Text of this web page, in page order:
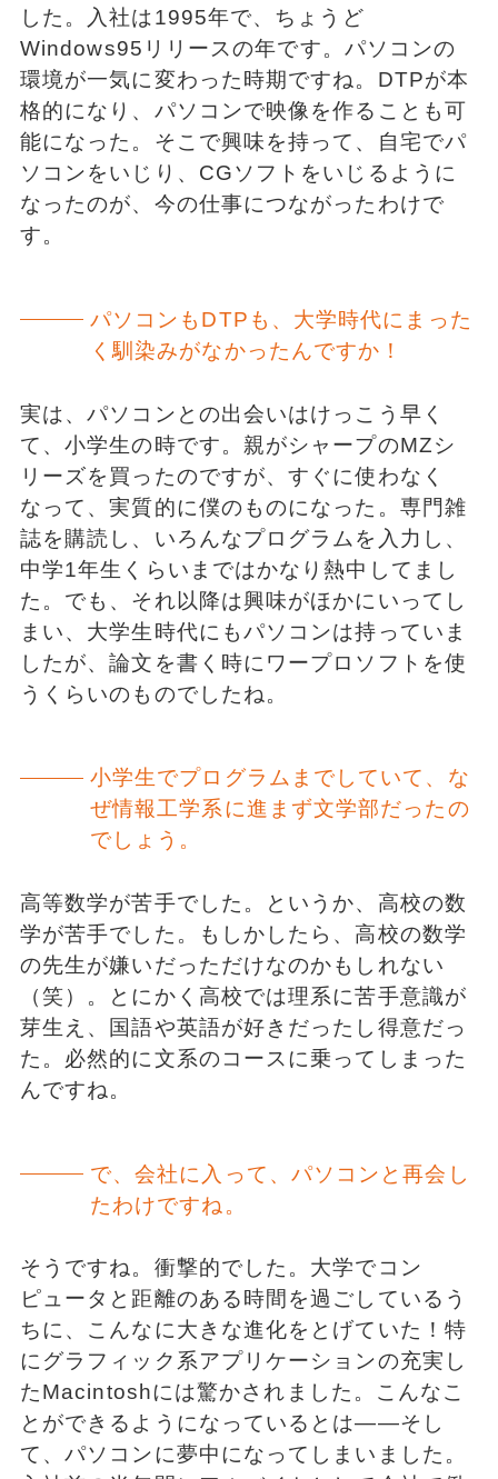
した。入社は1995年で、ちょうど
Windows95リリースの年です。パソコンの
環境が一気に変わった時期ですね。DTPが本
格的になり、パソコンで映像を作ることも可
能になった。そこで興味を持って、自宅でパ
ソコンをいじり、CGソフトをいじるように
なったのが、今の仕事につながったわけで
す。
パソコンもDTPも、大学時代にまった
く馴染みがなかったんですか！
実は、パソコンとの出会いはけっこう早く
て、小学生の時です。親がシャープのMZシ
リーズを買ったのですが、すぐに使わなく
なって、実質的に僕のものになった。専門雑
誌を購読し、いろんなプログラムを入力し、
中学1年生くらいまではかなり熱中してまし
た。でも、それ以降は興味がほかにいってし
まい、大学生時代にもパソコンは持っていま
したが、論文を書く時にワープロソフトを使
うくらいのものでしたね。
小学生でプログラムまでしていて、な
ぜ情報工学系に進まず文学部だったの
でしょう。
高等数学が苦手でした。というか、高校の数
学が苦手でした。もしかしたら、高校の数学
の先生が嫌いだっただけなのかもしれない
（笑）。とにかく高校では理系に苦手意識が
芽生え、国語や英語が好きだったし得意だっ
た。必然的に文系のコースに乗ってしまった
んですね。
で、会社に入って、パソコンと再会し
たわけですね。
そうですね。衝撃的でした。大学でコン
ピュータと距離のある時間を過ごしているう
ちに、こんなに大きな進化をとげていた！特
にグラフィック系アプリケーションの充実し
たMacintoshには驚かされました。こんなこ
とができるようになっているとは――そし
て、パソコンに夢中になってしまいました。